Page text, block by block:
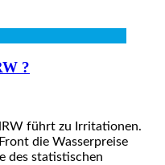
?
führt zu Irritationen.
die Wasserpreise
des statistischen